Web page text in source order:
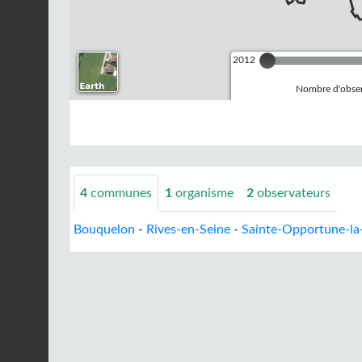
2012
Nombre
4 communes 1 organisme 2 observateurs
Bouquelon - Rives-en-Seine - Sainte-Opportune-